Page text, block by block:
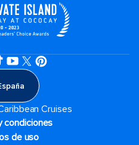
Cruises
condiciones
de uso